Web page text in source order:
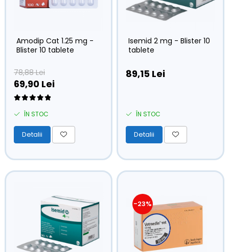
Amodip Cat 1.25 mg -
Blister 10 tablete
78,88 Lei
69,90 Lei
ÎN STOC
Detalii
Isemid 2 mg - Blister 10
tablete
89,15 Lei
ÎN STOC
Detalii
-23%